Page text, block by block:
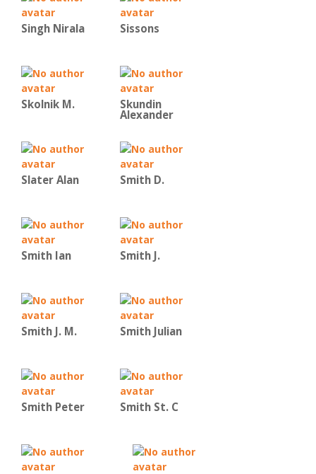
Singh Nirala Sissons
Skolnik M. Skundin
Alexander
Slater Alan Smith D.
Smith Ian Smith J.
Smith J. M. Smith Julian
Smith Peter Smith St. C